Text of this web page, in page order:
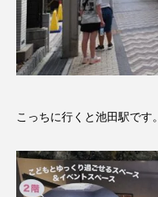
こっちに行くと池田駅です。